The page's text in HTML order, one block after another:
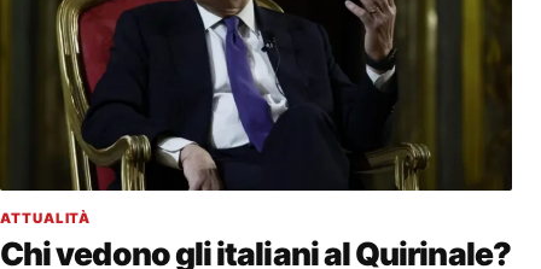
ATTUALITÀ
Chi vedono gli italiani al Quirinale?